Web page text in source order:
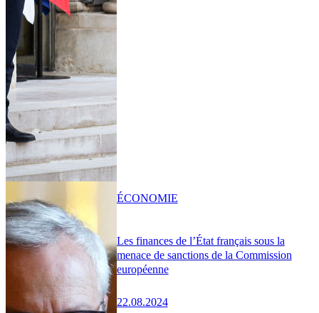
Les finances de l’État français sous la
menace de sanctions de la Commission
européenne
22.08.2024
ÉCONOMIE